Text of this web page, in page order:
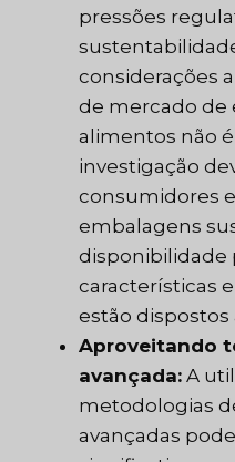
pressões
considerações
de mercado de
alimentos não
investigação
consumidores
embalagens
disponibilidade
características
estão dispostos
Aproveitando
avançada: A
metodologias
avançadas